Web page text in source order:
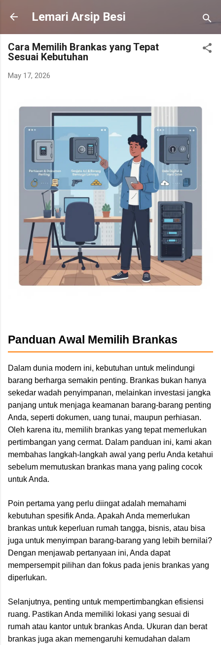
Skip to main content
Lemari Arsip Besi
Cara Memilih Brankas yang Tepat
Sesuai Kebutuhan
May 17, 2026
Panduan Awal Memilih Brankas
Dalam dunia modern ini, kebutuhan untuk melindungi
barang berharga semakin penting. Brankas bukan hanya
sekedar wadah penyimpanan, melainkan investasi jangka
panjang untuk menjaga keamanan barang-barang penting
Anda, seperti dokumen, uang tunai, maupun perhiasan.
Oleh karena itu, memilih brankas yang tepat memerlukan
pertimbangan yang cermat. Dalam panduan ini, kami akan
membahas langkah-langkah awal yang perlu Anda ketahui
sebelum memutuskan brankas mana yang paling cocok
untuk Anda.
Poin pertama yang perlu diingat adalah memahami
kebutuhan spesifik Anda. Apakah Anda memerlukan
brankas untuk keperluan rumah tangga, bisnis, atau bisa
juga untuk menyimpan barang-barang yang lebih bernilai?
Dengan menjawab pertanyaan ini, Anda dapat
mempersempit pilihan dan fokus pada jenis brankas yang
diperlukan.
Selanjutnya, penting untuk mempertimbangkan efisiensi
ruang. Pastikan Anda memiliki lokasi yang sesuai di
rumah atau kantor untuk brankas Anda. Ukuran dan berat
brankas juga akan memengaruhi kemudahan dalam